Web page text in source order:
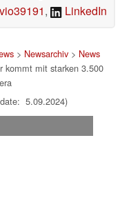
, LinkedIn
> Newsarchiv> News
kommt mit starken 3.500
5.09.2024)